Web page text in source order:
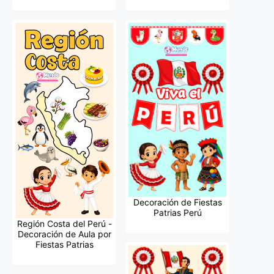
Región Costa del Perú -
Decoración de Aula por
Fiestas Patrias
Decoración de Fiestas
Patrias Perú